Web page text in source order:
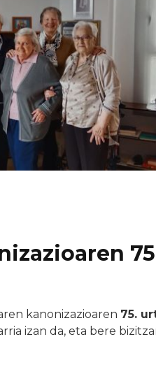
kanonizazioaren 75.
izan da, eta bere